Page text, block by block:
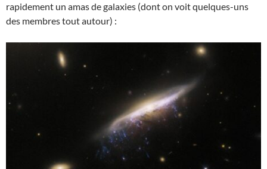
rapidement un amas de galaxies (dont on voit quelques-uns
des membres tout autour) :